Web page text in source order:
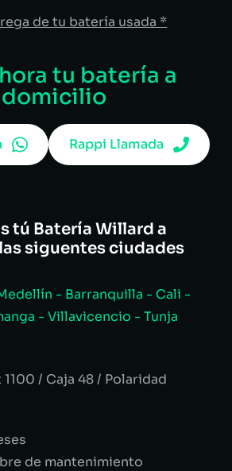
de tu batería usada *
tu batería a
domicilio
Rappi Llamada
tú Batería Willard a
siguentes ciudades
- Barranquilla - Cali -
- Villavicencio - Tunja
/ Caja 48 / Polaridad
de mantenimiento